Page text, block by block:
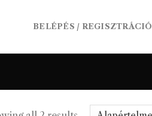
BELÉPÉS / REGISZTRÁCIÓ